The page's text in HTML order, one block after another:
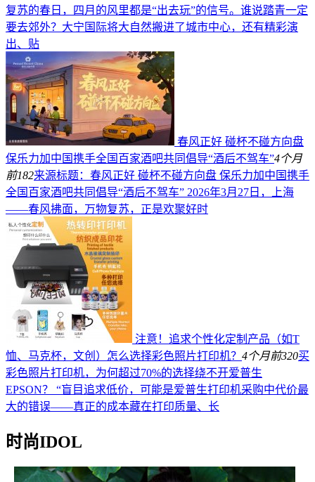
复苏的春日，四月的风里都是“出去玩”的信号。谁说踏青一定
要去郊外？大宁国际将大自然搬进了城市中心，还有精彩演
出、贴
春风正好 碰杯不碰方向盘
保乐力加中国携手全国百家酒吧共同倡导“酒后不驾车”4个月
前182来源标题：春风正好 碰杯不碰方向盘 保乐力加中国携手
全国百家酒吧共同倡导“酒后不驾车” 2026年3月27日，上海
——春风拂面，万物复苏，正是欢聚好时
注意！追求个性化定制产品（如T
恤、马克杯，文创）怎么选择彩色照片打印机？ 4个月前320买
彩色照片打印机，为何超过70%的选择绕不开爱普生
EPSON？ “盲目追求低价，可能是爱普生打印机采购中代价最
大的错误——真正的成本藏在打印质量、长
时尚IDOL